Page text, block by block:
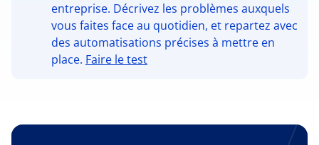
entreprise. Décrivez les problèmes auxquels
vous faites face au quotidien, et repartez avec
des automatisations précises à mettre en
place. Faire le test